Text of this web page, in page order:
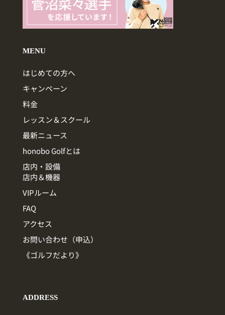
MENU
はじめての方へ
キャンペーン
料金
レッスン＆スクール
最新ニュース
honobo Golfとは
店内・設備
店内＆機器
VIPルーム
FAQ
アクセス
お問い合わせ（申込）
《ゴルフだより》
ADDRESS